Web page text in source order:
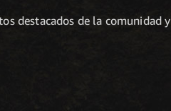
destacados de la comunidad y